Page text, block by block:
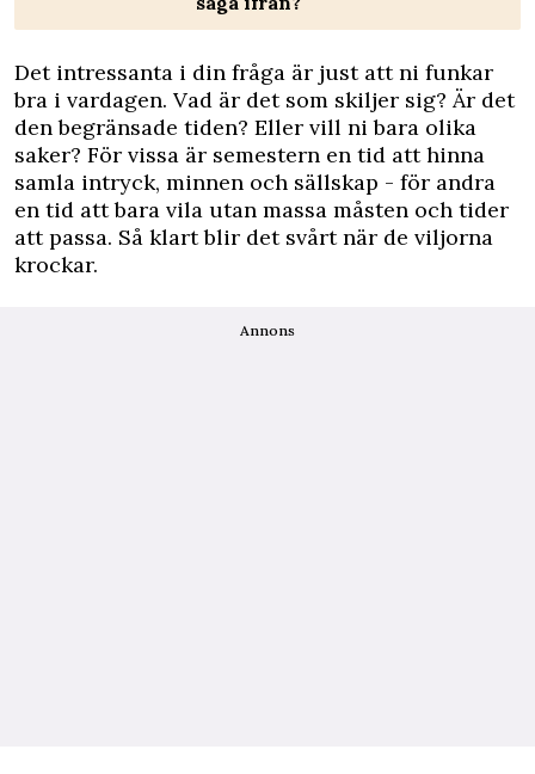
Det intressanta i din fråga är just att ni funkar
bra i vardagen. Vad är det som skiljer sig? Är det
den begränsade tiden? Eller vill ni bara olika
saker? För vissa är semestern en tid att hinna
samla intryck, minnen och sällskap - för andra
en tid att bara vila utan massa måsten och tider
att passa. Så klart blir det svårt när de viljorna
krockar.
Annons